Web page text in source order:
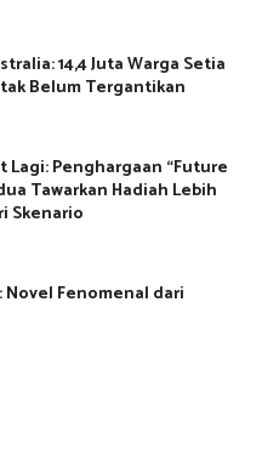
14,4 Juta Warga Setia
Belum Tergantikan
Lagi: Penghargaan “Future
Tawarkan Hadiah Lebih
Skenario
Novel Fenomenal dari